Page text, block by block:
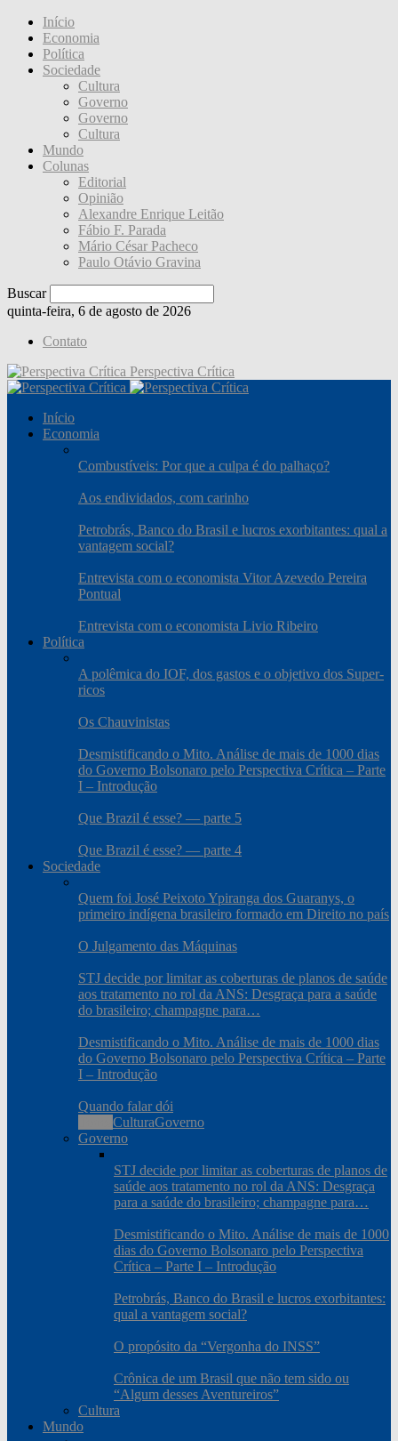
Início
Economia
Política
Sociedade
Cultura
Governo
Governo
Cultura
Mundo
Colunas
Editorial
Opinião
Alexandre Enrique Leitão
Fábio F. Parada
Mário César Pacheco
Paulo Otávio Gravina
Buscar
quinta-feira, 6 de agosto de 2026
Contato
Perspectiva Crítica
Início
Economia
Combustíveis: Por que a culpa é do palhaço?
Aos endividados, com carinho
Petrobrás, Banco do Brasil e lucros exorbitantes: qual a
vantagem social?
Entrevista com o economista Vitor Azevedo Pereira
Pontual
Entrevista com o economista Livio Ribeiro
Política
A polêmica do IOF, dos gastos e o objetivo dos Super-
ricos
Os Chauvinistas
Desmistificando o Mito. Análise de mais de 1000 dias
do Governo Bolsonaro pelo Perspectiva Crítica – Parte
I – Introdução
Que Brazil é esse? — parte 5
Que Brazil é esse? — parte 4
Sociedade
Quem foi José Peixoto Ypiranga dos Guaranys, o
primeiro indígena brasileiro formado em Direito no país
O Julgamento das Máquinas
STJ decide por limitar as coberturas de planos de saúde
aos tratamento no rol da ANS: Desgraça para a saúde
do brasileiro; champagne para…
Desmistificando o Mito. Análise de mais de 1000 dias
do Governo Bolsonaro pelo Perspectiva Crítica – Parte
I – Introdução
Quando falar dói
CulturaGoverno
Governo
STJ decide por limitar as coberturas de planos de
saúde aos tratamento no rol da ANS: Desgraça
para a saúde do brasileiro; champagne para…
Desmistificando o Mito. Análise de mais de 1000
dias do Governo Bolsonaro pelo Perspectiva
Crítica – Parte I – Introdução
Petrobrás, Banco do Brasil e lucros exorbitantes:
qual a vantagem social?
O propósito da “Vergonha do INSS”
Crônica de um Brasil que não tem sido ou
“Algum desses Aventureiros”
Cultura
Mundo